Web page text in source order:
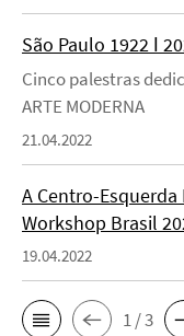
São Paulo 1922 ǀ
Cinco palestras
ARTE MODERNA
21.04.2022
A Centro-Esquerda
Workshop Brasil
19.04.2022
1 / 3